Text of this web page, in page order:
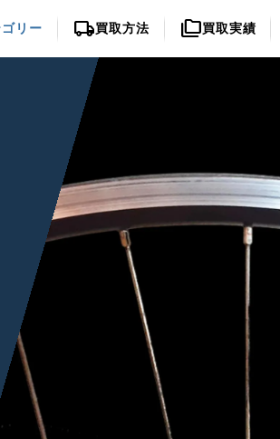
リー local_shipping買取方法 folder_copy買取実績